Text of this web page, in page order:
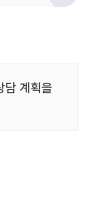
담 계획을